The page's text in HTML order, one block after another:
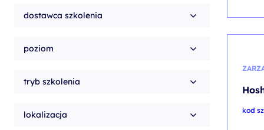
dostawca szkolenia
poziom
tryb szkolenia
lokalizacja kod